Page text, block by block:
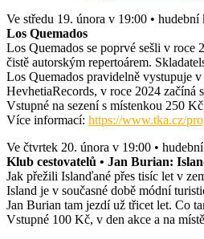
Ve středu 19. února v 19:00 •
Los Quemados
Los Quemados se poprvé sešli v roce
čistě autorským repertoárem.
Los Quemados pravidelně vystupuje
HevhetiaRecords, v roce 2024 začíná
Vstupné na sezení s místenkou 250
Více informací: https://www.tka.cz/
Ve čtvrtek 20. února v 19:00 •
Klub cestovatelů • Jan Burian:
Jak přežili Islanďané přes tisíc let v
Island je v současné době módní
Jan Burian tam jezdí už třicet let. Co
Vstupné 100 Kč, v den akce a na